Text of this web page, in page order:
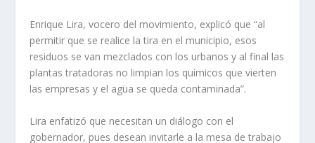
Enrique Lira, vocero del movimiento, explicó que “al
permitir que se realice la tira en el municipio, esos
residuos se van mezclados con los urbanos y al final las
plantas tratadoras no limpian los químicos que vierten
las empresas y el agua se queda contaminada”.
Lira enfatizó que necesitan un diálogo con el
gobernador, pues desean invitarle a la mesa de trabajo